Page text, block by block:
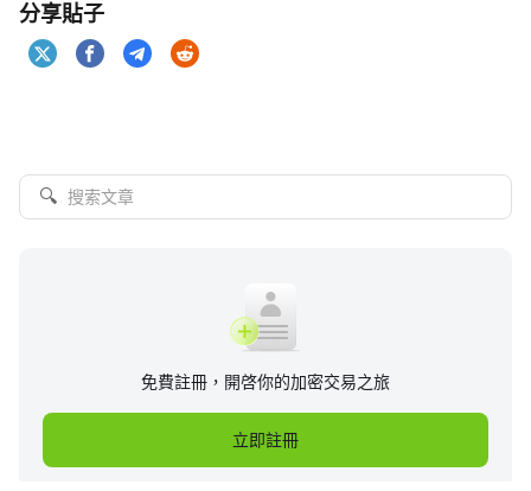
分享貼子
🔍
免費註冊，開啓你的加密交易之旅
立即註冊